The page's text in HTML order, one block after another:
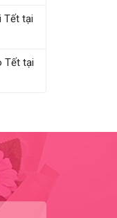
Tết tại
Tết tại